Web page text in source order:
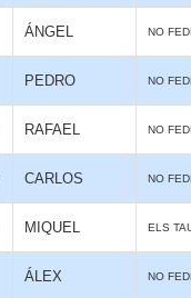
ÁNGEL NO
PEDRO NO
RAFAEL NO
CARLOS NO
MIQUEL ELS
ÁLEX NO